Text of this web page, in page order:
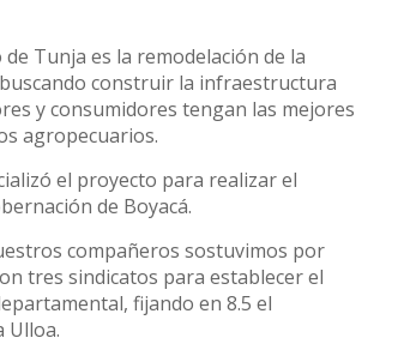
Tunja es la remodelación de la
construir la infraestructura
y consumidores tengan las mejores
agropecuarios.
el proyecto para realizar el
de Boyacá.
compañeros sostuvimos por
tres sindicatos para establecer el
fijando en 8.5 el
Ulloa.